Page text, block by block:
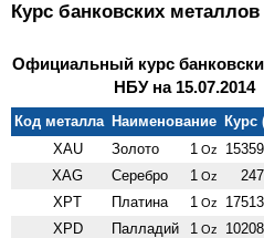
Курс банковских
Официальный курс
НБУ на 15.07.2014
Код металла Наименование Курс
XAU
Золото 1 Oz
XAG Серебро 1 Oz
XPT Платина 1 Oz
XPD Палладий 1 Oz